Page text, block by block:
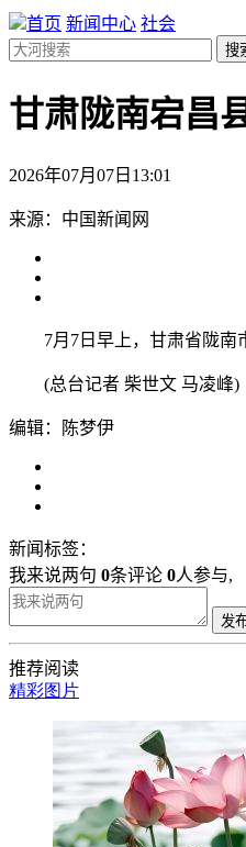
首页 新闻中心 社会
搜
甘肃陇南宕昌
2026年07月07日13:01
来源：中国新闻网
7月7日早上，甘肃省陇南市
(总台记者 柴世文 马凌峰)
编辑：陈梦伊
新闻标签：
我来说两句 0条评论 0人参与,
发
推荐阅读